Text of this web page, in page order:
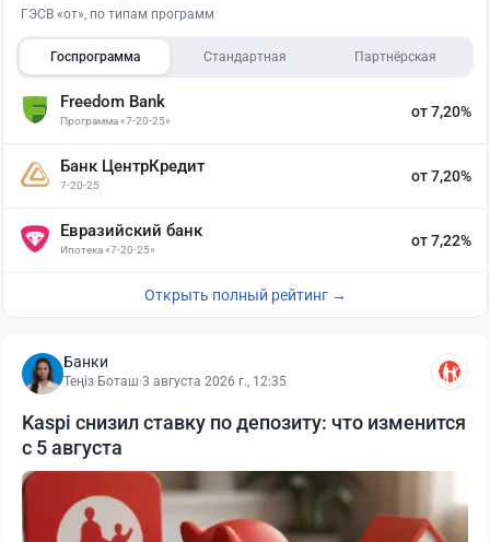
ГЭСВ «от», по типам программ
Госпрограмма Стандартная Партнёрская
Freedom Bank
Программа «7-20-25»
от 7,20%
Банк ЦентрКредит
7-20-25
от 7,20%
Евразийский банк
Ипотека «7-20-25»
от 7,22%
Открыть полный рейтинг →
Банки
Теңіз Боташ·3 августа 2026 г., 12:35
Kaspi снизил ставку по депозиту: что изменится
с 5 августа